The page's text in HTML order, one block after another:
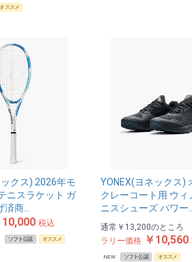
オススメ
クス) 2026年モ
ニスラケット ガ
済商…
税込
ソフト公認 オススメ
YONEX(ヨネックス)
クレーコート用 ウィ
ニスシューズ パワー
通常 ￥13,200のところ
ラリー価格 ￥10,560
NEW ソフト公認 オススメ